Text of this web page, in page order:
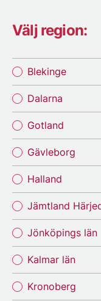
Välj region:
Blekinge
Dalarna
Gotland
Gävleborg
Halland
Jämtland
Jönköpings län
Kalmar län
Kronoberg